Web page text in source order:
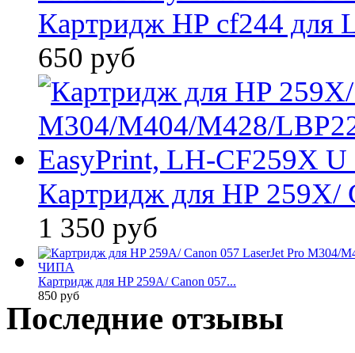
Картридж HP cf244 для
650 руб
Картридж для HP 259X/
1 350 руб
Картридж для HP 259A/ Canon 057...
850 руб
Последние отзывы